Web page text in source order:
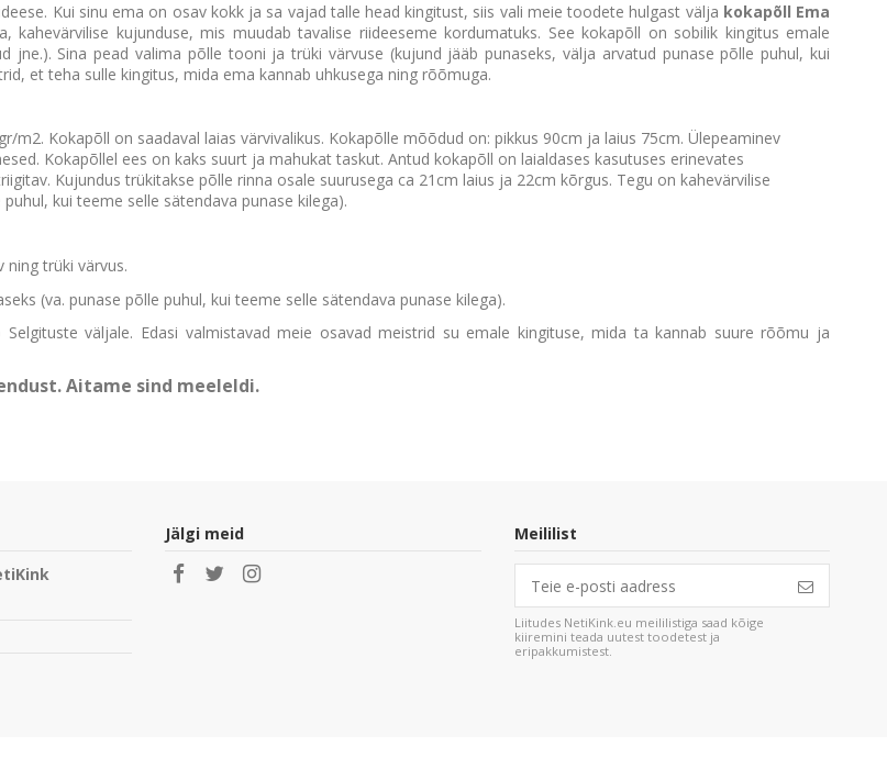
Kui sinu ema on osav kokk ja sa vajad talle head kingitust, siis vali meie toodete hulgast välja kokapõll Ema
kahevärvilise kujunduse, mis muudab tavalise riideeseme kordumatuks. See kokapõll on sobilik kingitus emale
jne.). Sina pead valima põlle tooni ja trüki värvuse (kujund jääb punaseks, välja arvatud punase põlle puhul, kui
et teha sulle kingitus, mida ema kannab uhkusega ning rõõmuga.
Kokapõll on saadaval laias värvivalikus. Kokapõlle mõõdud on: pikkus 90cm ja laius 75cm. Ülepeaminev
Kokapõllel ees on kaks suurt ja mahukat taskut. Antud kokapõll on laialdases kasutuses erinevates
Kujundus trükitakse põlle rinna osale suurusega ca 21cm laius ja 22cm kõrgus. Tegu on kahevärvilise
kui teeme selle sätendava punase kilega).
ning trüki värvus.
(va. punase põlle puhul, kui teeme selle sätendava punase kilega).
väljale. Edasi valmistavad meie osavad meistrid su emale kingituse, mida ta kannab suure rõõmu ja
Aitame sind meeleldi.
Customer Reviews
Jälgi meid Meililist
Liitudes NetiKink.eu meililistiga saad kõige
kiiremini teada uutest toodetest ja
eripakkumistest.